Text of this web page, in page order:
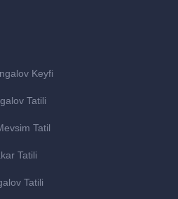
Keyfi
Tatili
Tatil
Tatili
Tatili